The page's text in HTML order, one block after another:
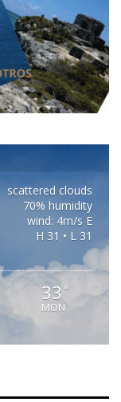
scattered clouds
70% humidity
wind: 4m/s E
H 31 • L 31
33 °
MON